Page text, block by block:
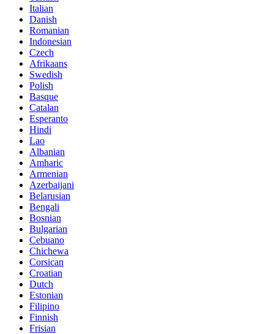
Italian
Danish
Romanian
Indonesian
Czech
Afrikaans
Swedish
Polish
Basque
Catalan
Esperanto
Hindi
Lao
Albanian
Amharic
Armenian
Azerbaijani
Belarusian
Bengali
Bosnian
Bulgarian
Cebuano
Chichewa
Corsican
Croatian
Dutch
Estonian
Filipino
Finnish
Frisian